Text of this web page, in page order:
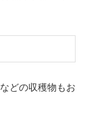
どの収穫物もお